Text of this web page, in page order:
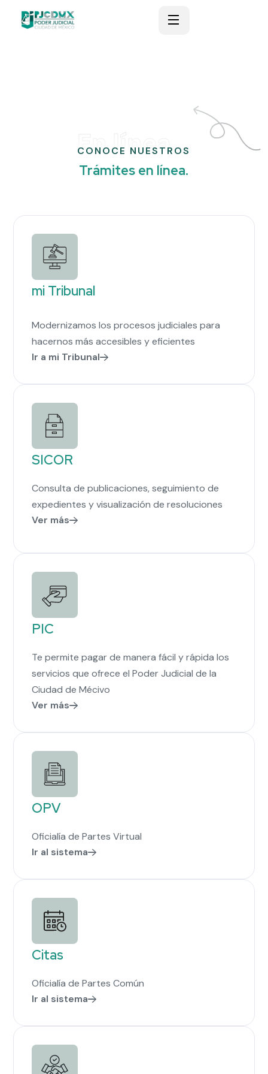
En línea
CONOCE NUESTROS
Trámites en línea.
mi Tribunal
Modernizamos los procesos judiciales para
hacernos más accesibles y eficientes
Ir a mi Tribunal
SICOR
Consulta de publicaciones, seguimiento de
expedientes y visualización de resoluciones
Ver más
PIC
Te permite pagar de manera fácil y rápida los
servicios que ofrece el Poder Judicial de la
Ciudad de Mécivo
Ver más
OPV
Oficialía de Partes Virtual
Ir al sistema
Citas
Oficialía de Partes Común
Ir al sistema